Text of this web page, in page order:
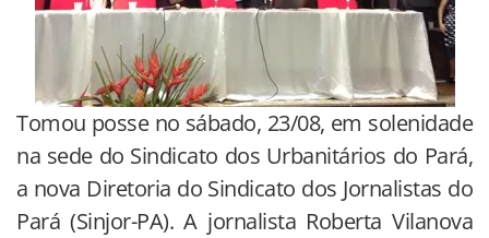
Tomou posse no sábado, 23/08, em solenidade
na sede do Sindicato dos Urbanitários do Pará,
a nova Diretoria do Sindicato dos Jornalistas do
Pará (Sinjor-PA). A jornalista Roberta Vilanova